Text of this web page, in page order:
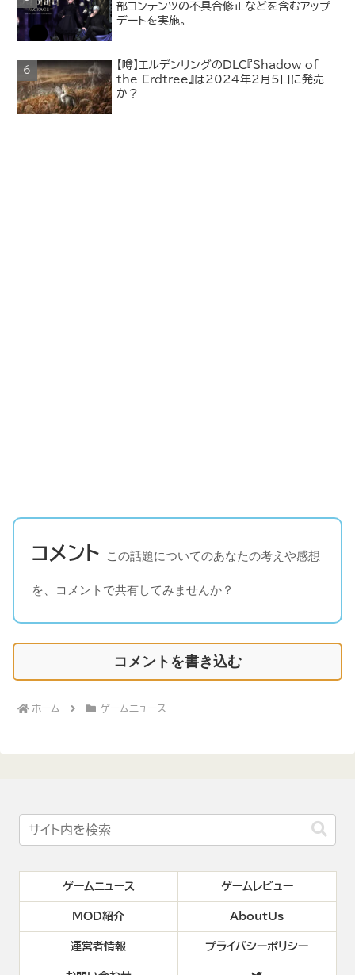
部コンテンツの不具合修正などを含むアップ
デートを実施。
【噂】エルデンリングのDLC『Shadow of
the Erdtree』は2024年2月5日に発売
か？
コメント この話題についてのあなたの考えや感想
を、コメントで共有してみませんか？
コメントを書き込む
ホーム ゲームニュース
ゲームニュース ゲームレビュー
MOD紹介 AboutUs
運営者情報 プライバシーポリシー